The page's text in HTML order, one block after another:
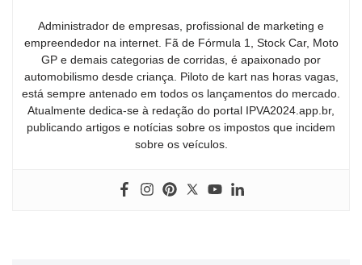
Administrador de empresas, profissional de marketing e
empreendedor na internet. Fã de Fórmula 1, Stock Car, Moto
GP e demais categorias de corridas, é apaixonado por
automobilismo desde criança. Piloto de kart nas horas vagas,
está sempre antenado em todos os lançamentos do mercado.
Atualmente dedica-se à redação do portal IPVA2024.app.br,
publicando artigos e notícias sobre os impostos que incidem
sobre os veículos.